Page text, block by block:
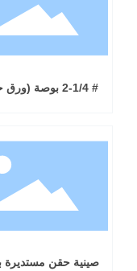
# 2-1/4 بوصة (ورق حراري)